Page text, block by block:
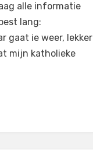
alle informatie
lang:
gaat ie weer, lekker
mijn katholieke